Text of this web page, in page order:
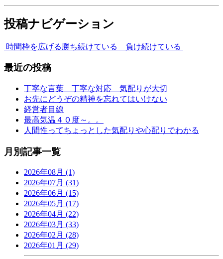
投稿ナビゲーション
時間枠を広げる勝ち続けている 負け続けている
最近の投稿
丁寧な言葉 丁寧な対応 気配りが大切
お先にどうぞの精神を忘れてはいけない
経営者目線
最高気温４０度～。。
人間性ってちょっとした気配りや心配りでわかる
月別記事一覧
2026年08月 (1)
2026年07月 (31)
2026年06月 (15)
2026年05月 (17)
2026年04月 (22)
2026年03月 (33)
2026年02月 (28)
2026年01月 (29)